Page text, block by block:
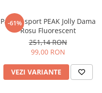
-61%
Pantofi sport PEAK Jolly Dama
Rosu Fluorescent
251,14 RON
99,00 RON
VEZI VARIANTE